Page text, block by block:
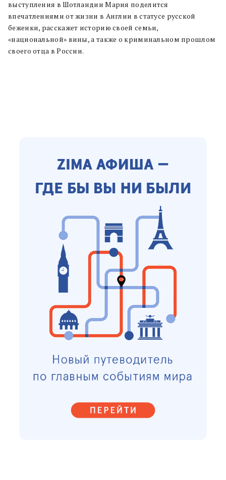
выступления в Шотландии Мария поделится
впечатлениями от жизни в Англии в статусе русской
беженки, расскажет историю своей семьи,
«национальной» вины, а также о криминальном прошлом
своего отца в России.